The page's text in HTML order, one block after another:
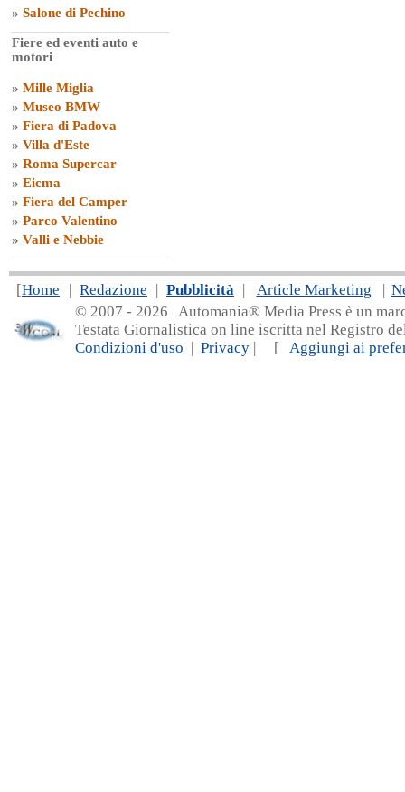
» Salone di Pechino
Fiere ed eventi auto e
motori
» Mille Miglia
» Museo BMW
» Fiera di Padova
» Villa d'Este
» Roma Supercar
» Eicma
» Fiera del Camper
» Parco Valentino
» Valli e Nebbie
[Home | Redazione | Pubblicità | Article Marketing |
© 2007 - 2026 Automania® Media Press è un
Testata Giornalistica on line iscritta nel Registro
Condizioni d'uso | Privacy | [ Aggiungi ai